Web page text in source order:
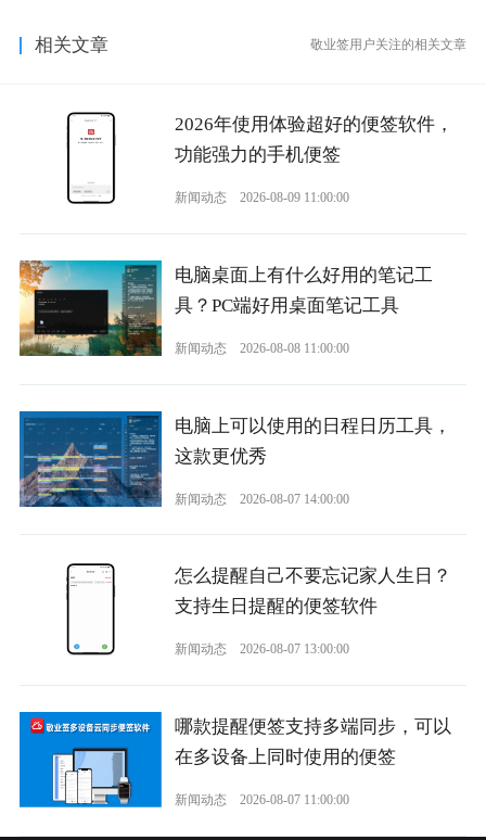
相关文章 敬业签用户关注的相关文章
2026年使用体验超好的便签软件，
功能强力的手机便签
新闻动态 2026-08-09 11:00:00
电脑桌面上有什么好用的笔记工
具？PC端好用桌面笔记工具
新闻动态 2026-08-08 11:00:00
电脑上可以使用的日程日历工具，
这款更优秀
新闻动态 2026-08-07 14:00:00
怎么提醒自己不要忘记家人生日？
支持生日提醒的便签软件
新闻动态 2026-08-07 13:00:00
哪款提醒便签支持多端同步，可以
在多设备上同时使用的便签
新闻动态 2026-08-07 11:00:00